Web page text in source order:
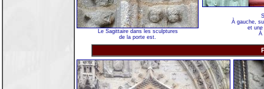
Le Sagittaire dans les sculptures
de la porte est.
À gauche,
et une
À